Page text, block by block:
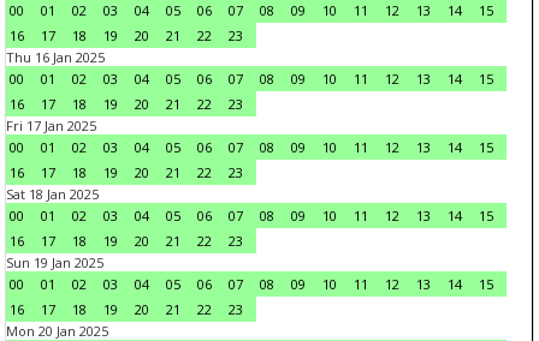
00
01 02 03 04 05 06 07 08 09 10 11 12 13 14
15
16
17 18 19 20 21 22
23
Thu 16 Jan 2025
00
01 02 03 04 05 06 07 08 09 10 11 12 13 14
15
16
17 18 19 20 21 22
23
Fri 17 Jan 2025
00
01 02 03 04 05 06 07 08 09 10 11 12 13 14
15
16
17 18 19 20 21 22
23
Sat 18 Jan 2025
00
01 02 03 04 05 06 07 08 09 10 11 12 13 14
15
16
17 18 19 20 21 22
23
Sun 19 Jan 2025
00
01 02 03 04 05 06 07 08 09 10 11 12 13 14
15
16
17 18 19 20 21 22
23
Mon 20 Jan 2025